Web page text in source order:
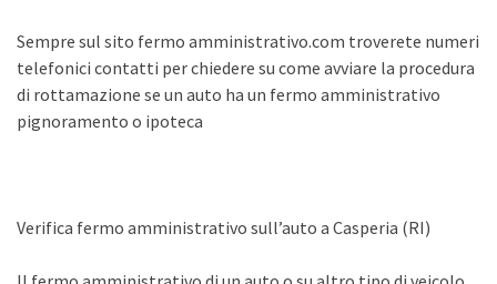
Sempre sul sito fermo amministrativo.com troverete numeri
telefonici contatti per chiedere su come avviare la procedura
di rottamazione se un auto ha un fermo amministrativo
pignoramento o ipoteca
Verifica fermo amministrativo sull’auto a Casperia (RI)